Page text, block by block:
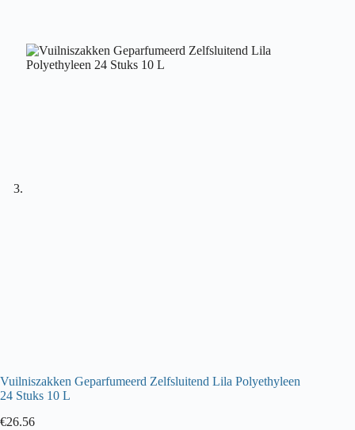
Vuilniszakken Geparfumeerd Zelfsluitend Lila Polyethyleen
24 Stuks 10 L
€26.56